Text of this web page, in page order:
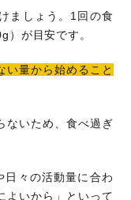
ましょう。1回の食
）が目安です。
い量から始めること
ないため、食べ過ぎ
日々の活動量に合わ
よいから」といって